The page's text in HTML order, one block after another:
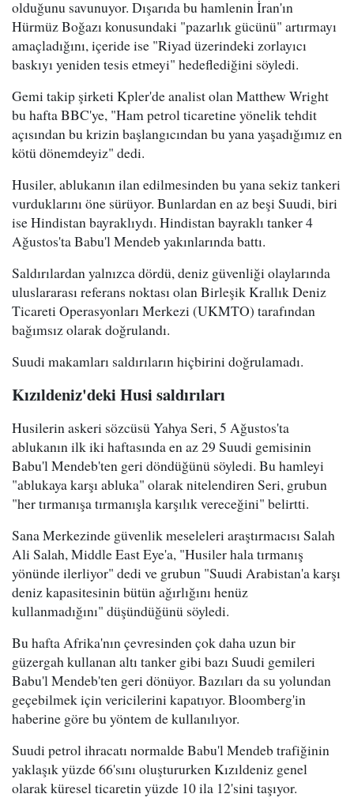
olduğunu savunuyor. Dışarıda bu hamlenin İran'ın
Hürmüz Boğazı konusundaki "pazarlık gücünü" artırmayı
amaçladığını, içeride ise "Riyad üzerindeki zorlayıcı
baskıyı yeniden tesis etmeyi" hedeflediğini söyledi.
Gemi takip şirketi Kpler'de analist olan Matthew Wright
bu hafta BBC'ye, "Ham petrol ticaretine yönelik tehdit
açısından bu krizin başlangıcından bu yana yaşadığımız en
kötü dönemdeyiz" dedi.
Husiler, ablukanın ilan edilmesinden bu yana sekiz tankeri
vurduklarını öne sürüyor. Bunlardan en az beşi Suudi, biri
ise Hindistan bayraklıydı. Hindistan bayraklı tanker 4
Ağustos'ta Babu'l Mendeb yakınlarında battı.
Saldırılardan yalnızca dördü, deniz güvenliği olaylarında
uluslararası referans noktası olan Birleşik Krallık Deniz
Ticareti Operasyonları Merkezi (UKMTO) tarafından
bağımsız olarak doğrulandı.
Suudi makamları saldırıların hiçbirini doğrulamadı.
Kızıldeniz'deki Husi saldırıları
Husilerin askeri sözcüsü Yahya Seri, 5 Ağustos'ta
ablukanın ilk iki haftasında en az 29 Suudi gemisinin
Babu'l Mendeb'ten geri döndüğünü söyledi. Bu hamleyi
"ablukaya karşı abluka" olarak nitelendiren Seri, grubun
"her tırmanışa tırmanışla karşılık vereceğini" belirtti.
Sana Merkezinde güvenlik meseleleri araştırmacısı Salah
Ali Salah, Middle East Eye'a, "Husiler hala tırmanış
yönünde ilerliyor" dedi ve grubun "Suudi Arabistan'a karşı
deniz kapasitesinin bütün ağırlığını henüz
kullanmadığını" düşündüğünü söyledi.
Bu hafta Afrika'nın çevresinden çok daha uzun bir
güzergah kullanan altı tanker gibi bazı Suudi gemileri
Babu'l Mendeb'ten geri dönüyor. Bazıları da su yolundan
geçebilmek için vericilerini kapatıyor. Bloomberg'in
haberine göre bu yöntem de kullanılıyor.
Suudi petrol ihracatı normalde Babu'l Mendeb trafiğinin
yaklaşık yüzde 66'sını oluştururken Kızıldeniz genel
olarak küresel ticaretin yüzde 10 ila 12'sini taşıyor.